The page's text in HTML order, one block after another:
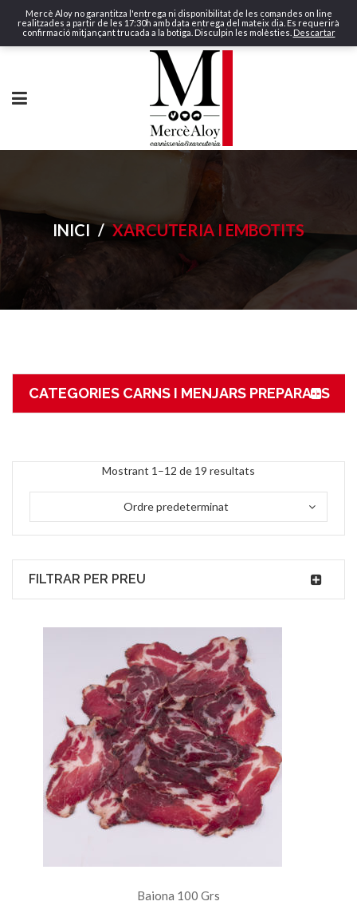
Mercè Aloy no garantitza l'entrega ni disponibilitat de les comandes on line
realitzades a partir de les 17:30h amb data entrega del mateix dia. Es requerirà
confirmació mitjançant trucada a la botiga. Disculpin les molèsties. Descartar
INICI / XARCUTERIA I EMBOTITS
CATEGORIES CARNS I MENJARS PREPARATS
Mostrant 1–12 de 19 resultats
Ordre predeterminat
FILTRAR PER PREU
Baiona 100 Grs